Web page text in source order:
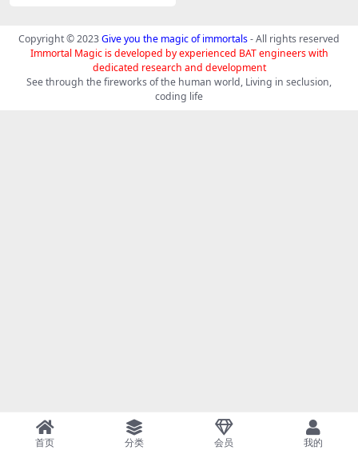
Copyright © 2023Give you the magic of immortals- All rights reserved
Immortal Magic is developed by experienced BAT engineers with
dedicated research and development
See through the fireworks of the human world, Living in seclusion,
coding life
首页 分类 会员 我的